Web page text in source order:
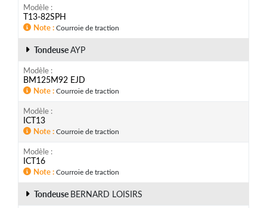
Modèle
T13-82SPH
Note Courroie de traction
TondeuseAYP
Modèle
BM125M92 EJD
Note Courroie de traction
Modèle
ICT13
Note Courroie de traction
Modèle
ICT16
Note Courroie de traction
Tondeuse BERNARD LOISIRS